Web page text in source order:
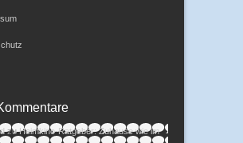
zuHeimkino-Ratgeber: Zuhause wie im